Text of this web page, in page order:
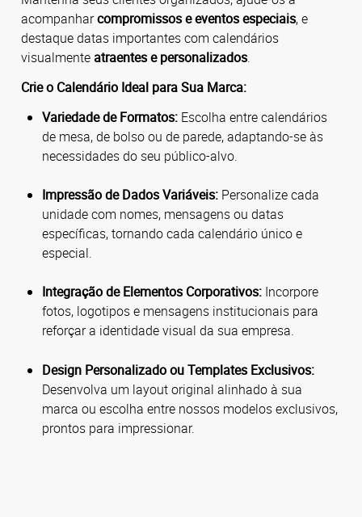
acompanharcompromissos e eventos especiais, e
destaque datas importantes com calendários
visualmenteatraentes e personalizados.
Crie o Calendário Ideal para Sua Marca:
Variedade de Formatos: Escolha entre calendários
de mesa, de bolso ou de parede, adaptando-se às
necessidades do seu público-alvo.
Impressão de Dados Variáveis: Personalize cada
unidade com nomes, mensagens ou datas
específicas, tornando cada calendário único e
especial.
Integração de Elementos Corporativos: Incorpore
fotos, logotipos e mensagens institucionais para
reforçar a identidade visual da sua empresa.
Design Personalizado ou Templates Exclusivos:
Desenvolva um layout original alinhado à sua
marca ou escolha entre nossos modelos exclusivos,
prontos para impressionar.